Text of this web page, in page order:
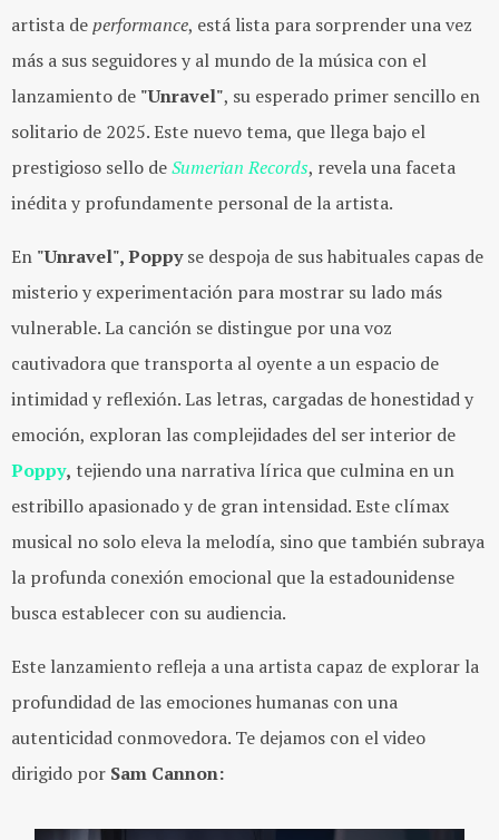
artista deperformance, está lista para sorprender una vez
más a sus seguidores y al mundo de la música con el
lanzamiento de "Unravel", su esperado primer sencillo en
solitario de 2025. Este nuevo tema, que llega bajo el
prestigioso sello deSumerian Records, revela una faceta
inédita y profundamente personal de la artista.
En "Unravel", Poppyse despoja de sus habituales capas de
misterio y experimentación para mostrar su lado más
vulnerable. La canción se distingue por una voz
cautivadora que transporta al oyente a un espacio de
intimidad y reflexión. Las letras, cargadas de honestidad y
emoción, exploran las complejidades del ser interior de
Poppy, tejiendo una narrativa lírica que culmina en un
estribillo apasionado y de gran intensidad. Este clímax
musical no solo eleva la melodía, sino que también subraya
la profunda conexión emocional que la estadounidense
busca establecer con su audiencia.
Este lanzamiento refleja a una artista capaz de explorar la
profundidad de las emociones humanas con una
autenticidad conmovedora. Te dejamos con el video
dirigido por Sam Cannon: